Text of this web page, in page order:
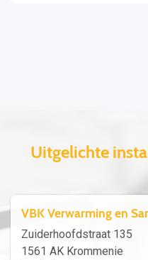
Uitgelichte
VBK Verwarming en
Zuiderhoofdstraat 135
1561 AK Krommenie